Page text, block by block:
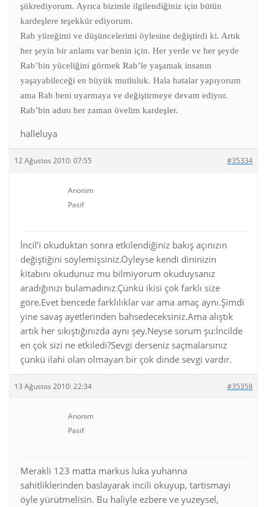
şükrediyorum. Ayrıca bizimle ilgilendiğiniz için bütün
kardeşlere teşekkür ediyorum.
Rab yüreğimi ve düşüncelerimi öylesine değiştirdi ki. Artık
her şeyin bir anlamı var benin için. Her yerde ve her şeyde
Rab’bin yüceliğini görmek Rab’le yaşamak insanın
yaşayabileceği en büyük mutluluk. Hala hatalar yapıyorum
ama Rab beni uyarmaya ve değiştirmeye devam ediyor.
Rab’bin adını her zaman övelim kardeşler.
halleluya
12 Ağustos 2010: 07:55 #35334
Anonim
Pasif
İncil’i okuduktan sonra etkilendiğiniz bakış açınızın
değiştiğini söylemişsiniz.Öyleyse kendi dininizin
kitabını okudunuz mu bilmiyorum okuduysanız
aradığınızı bulamadınız.Çünkü ikisi çok farklı size
göre.Evet bencede farklılıklar var ama amaç aynı.Şimdi
yine savaş ayetlerinden bahsedeceksiniz.Ama alıştık
artık her sıkıştığınızda aynı şey.Neyse sorum şu:İncilde
en çok sizi ne etkiledi?Sevgi derseniz saçmalarsınız
çünkü ilahi olan olmayan bir çok dinde sevgi vardır.
13 Ağustos 2010: 22:34 #35358
Anonim
Pasif
Merakli 123 matta markus luka yuhanna
sahitliklerinden baslayarak incili okuyup, tartismayi
öyle yürütmelisin. Bu haliyle ezbere ve yuzeysel,